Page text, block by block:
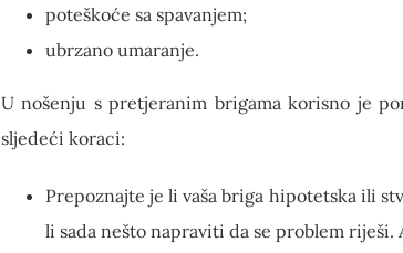
poteškoće sa spavanjem;
ubrzano umaranje.
U nošenju s pretjeranim brigama korisno je
sljedeći koraci:
Prepoznajte je li vaša briga hipotetska ili
li sada nešto napraviti da se problem